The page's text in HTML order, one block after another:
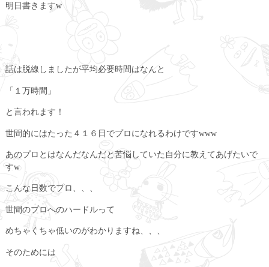
明日書きますw
話は脱線しましたが平均必要時間はなんと
「１万時間」
と言われます！
世間的にはたった４１６日でプロになれるわけですwww
あのプロとはなんだなんだと苦悩していた自分に教えてあげたいで
すw
こんな日数でプロ、、、
世間のプロへのハードルって
めちゃくちゃ低いのがわかりますね、、、
そのためには